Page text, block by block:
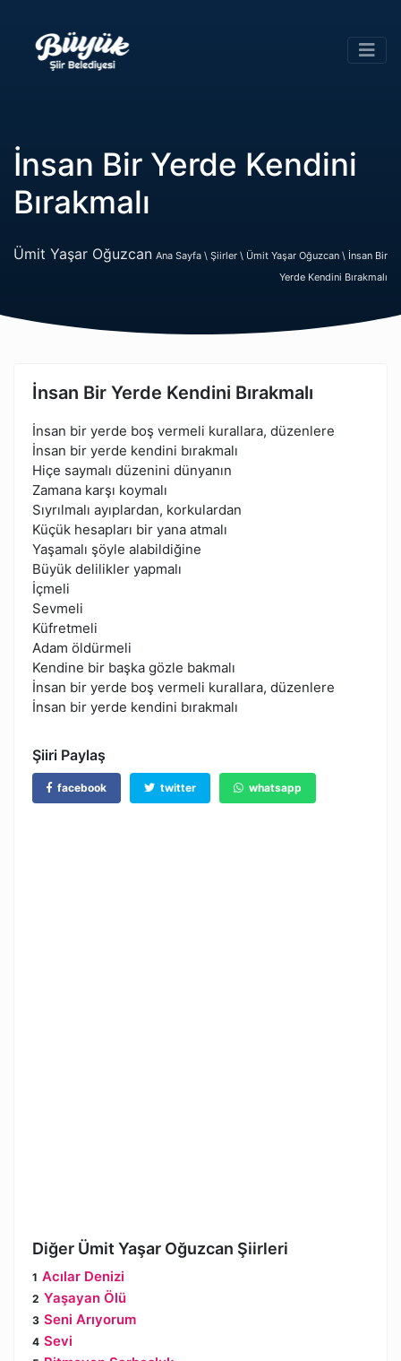
İnsan Bir Yerde Kendini
Bırakmalı
Ümit Yaşar Oğuzcan Ana Sayfa \ Şiirler \ Ümit Yaşar Oğuzcan \ İnsan Bir
Yerde Kendini Bırakmalı
İnsan Bir Yerde Kendini Bırakmalı
İnsan bir yerde boş vermeli kurallara, düzenlere
İnsan bir yerde kendini bırakmalı
Hiçe saymalı düzenini dünyanın
Zamana karşı koymalı
Sıyrılmalı ayıplardan, korkulardan
Küçük hesapları bir yana atmalı
Yaşamalı şöyle alabildiğine
Büyük delilikler yapmalı
İçmeli
Sevmeli
Küfretmeli
Adam öldürmeli
Kendine bir başka gözle bakmalı
İnsan bir yerde boş vermeli kurallara, düzenlere
İnsan bir yerde kendini bırakmalı
Şiiri Paylaş
facebook twitter whatsapp
Diğer Ümit Yaşar Oğuzcan Şiirleri
Acılar Denizi
Yaşayan Ölü
Seni Arıyorum
Sevi